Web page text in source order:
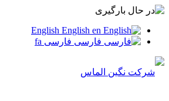
English English en
فارسی فارسی fa